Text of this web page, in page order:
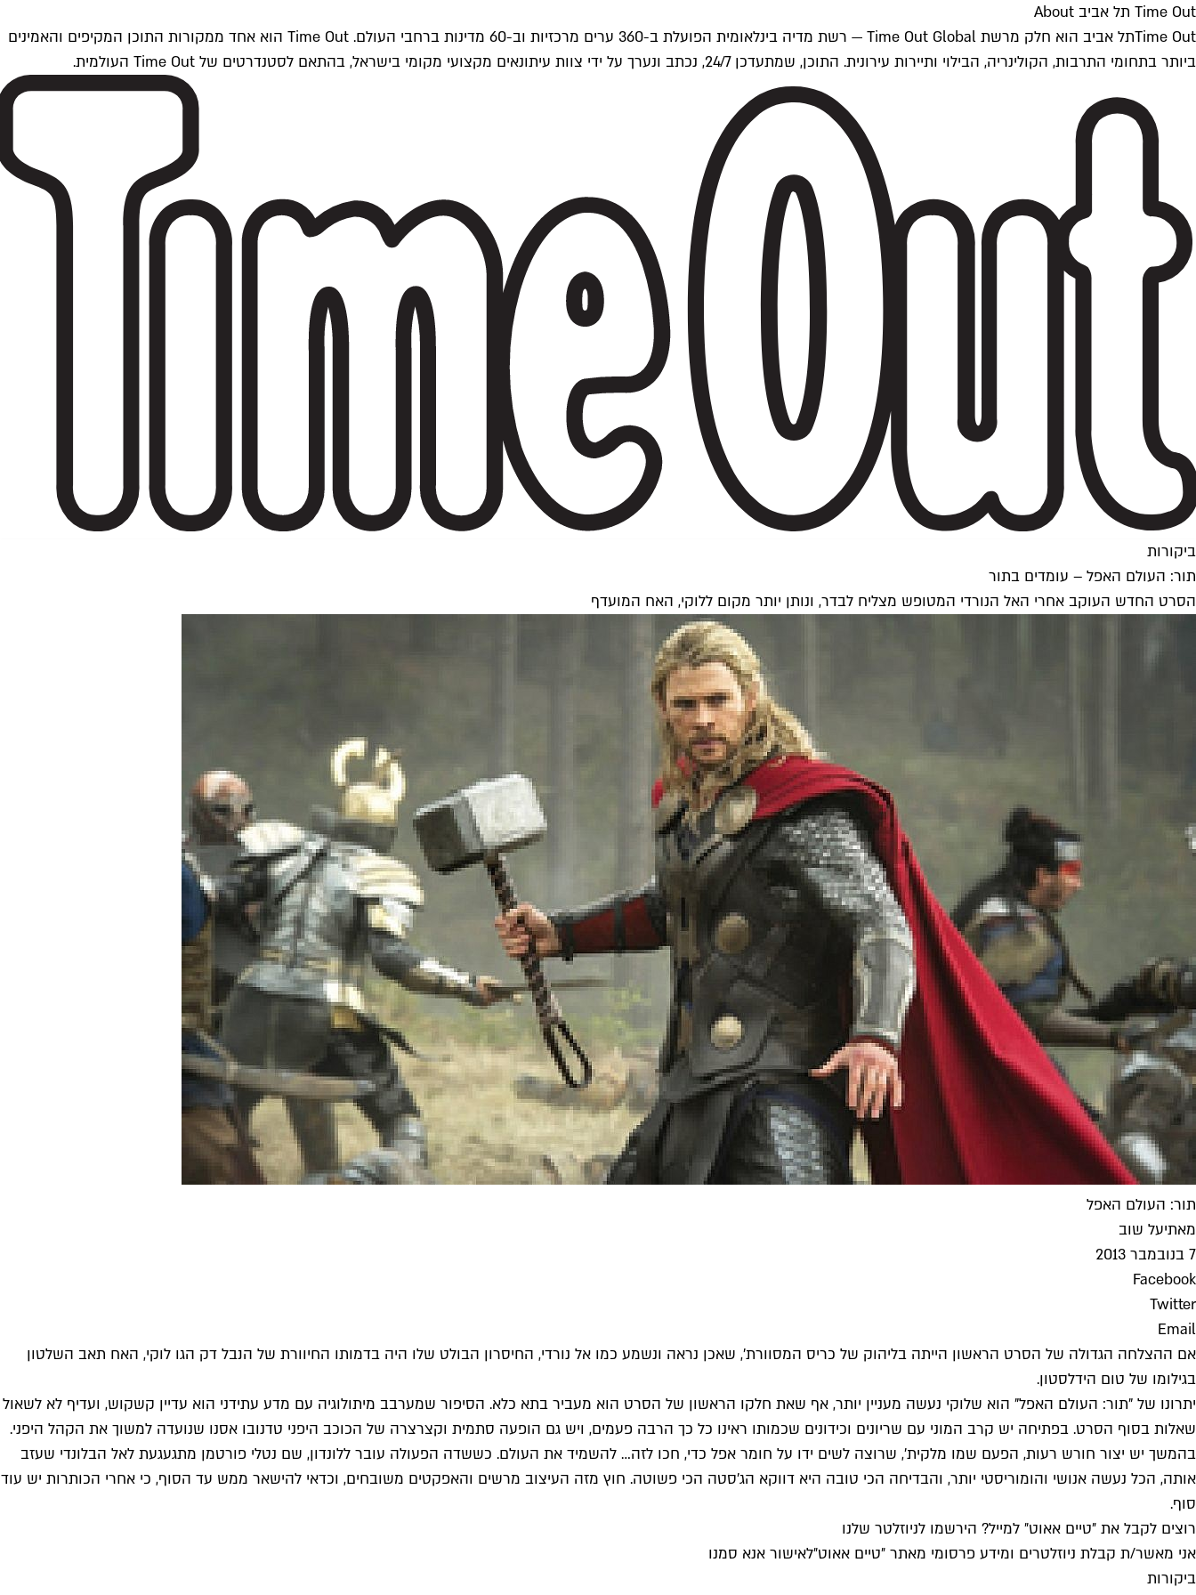
Time Out תל אביב About
Time Outתל אביב הוא חלק מרשת Time Out Global — רשת מדיה בינלאומית הפועלת ב-360 ערים מרכזיות וב-60 מדינות ברחבי העולם. Time Out הוא אחד ממקורות התוכן המקיפים והאמינים
ביותר בתחומי התרבות, הקולינריה, הבילוי ותיירות עירונית. התוכן, שמתעדכן 24/7, נכתב ונערך על ידי צוות עיתונאים מקצועי מקומי בישראל, בהתאם לסטנדרטים של Time Out העולמית.
ביקורות
תור: העולם האפל – עומדים בתור
הסרט החדש העוקב אחרי האל הנורדי המטופש מצליח לבדר, ונותן יותר מקום ללוקי, האח המועדף
תור: העולם האפל
מאתיעל שוב
7 בנובמבר 2013
Facebook
Twitter
Email
אם ההצלחה הגדולה של הסרט הראשון הייתה בליהוק של כריס המסוורת', שאכן נראה ונשמע כמו אל נורדי, החיסרון הבולט שלו היה בדמותו החיוורת של הנבל דק הגו לוקי, האח תאב השלטון
בגילומו של טום הידלסטון.
יתרונו של "תור: העולם האפל" הוא שלוקי נעשה מעניין יותר, אף שאת חלקו הראשון של הסרט הוא מעביר בתא כלא. הסיפור שמערבב מיתולוגיה עם מדע עתידני הוא עדיין קשקוש, ועדיף לא לשאול
שאלות בסוף הסרט. בפתיחה יש קרב המוני עם שריונים וכידונים שכמותו ראינו כל כך הרבה פעמים, ויש גם הופעה סתמית וקצרצרה של הכוכב היפני טדנובו אסנו שנועדה למשוך את הקהל היפני.
בהמשך יש יצור חורש רעות, הפעם שמו מלקית', שרוצה לשים ידו על חומר אפל כדי, חכו לזה… להשמיד את העולם. כששדה הפעולה עובר ללונדון, שם נטלי פורטמן מתגעגעת לאל הבלונדי שעזב
אותה, הכל נעשה אנושי והומוריסטי יותר, והבדיחה הכי טובה היא דווקא הג'סטה הכי פשוטה. חוץ מזה העיצוב מרשים והאפקטים משובחים, וכדאי להישאר ממש עד הסוף, כי אחרי הכותרות יש עוד
סוף.
רוצים לקבל את ״טיים אאוט״ למייל? הירשמו לניוזלטר שלנו
אני מאשר/ת קבלת ניוזלטרים ומידע פרסומי מאתר ״טיים אאוט״לאישור אנא סמנו
ביקורות